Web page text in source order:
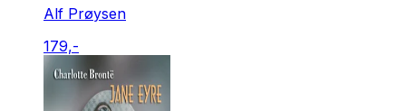
Alf Prøysen
179,-